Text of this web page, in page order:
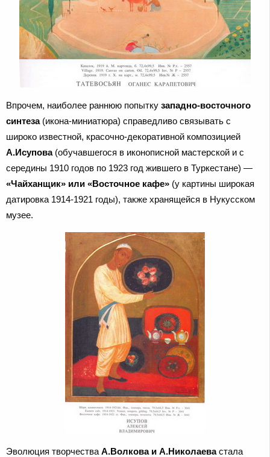
Впрочем, наиболее раннюю попытку западно-восточного
синтеза(икона-миниатюра) справедливо связывать с
широко известной, красочно-декоративной композицией
А.Исупова(обучавшегося в иконописной мастерской и с
середины 1910 годов по 1923 год жившего в Туркестане) —
«Чайханщик» или «Восточное кафе» (у картины широкая
датировка 1914-1921 годы), также хранящейся в Нукусском
музее.
Эволюция творчества А.Волкова и А.Николаевастала